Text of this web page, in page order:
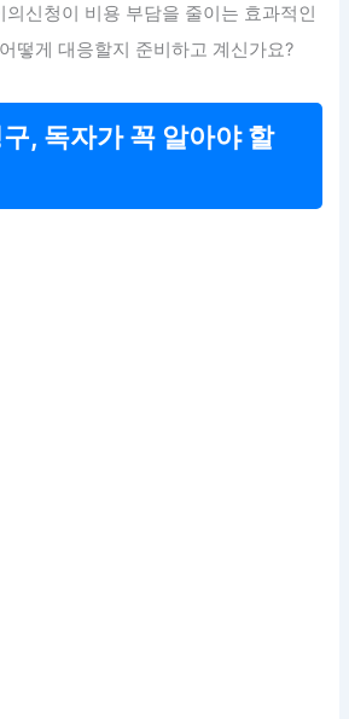
신청이 비용 부담을 줄이는 효과적인
떻게 대응할지 준비하고 계신가요?
, 독자가 꼭 알아야 할